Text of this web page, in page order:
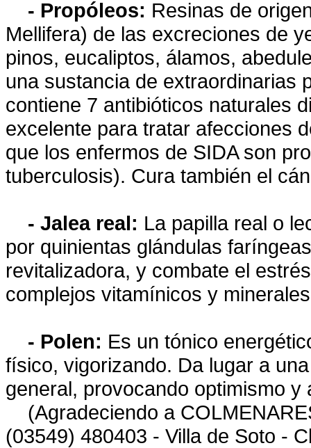
- Propóleos: Resinas de
Mellifera) de las excreciones de
pinos, eucaliptos, álamos,
una sustancia de extraordinarias
contiene 7 antibióticos naturales
excelente para tratar afecciones
que los enfermos de SIDA son
tuberculosis). Cura también el
- Jalea real: La papilla real o
por quinientas glándulas
revitalizadora, y combate el
complejos vitamínicos y
- Polen: Es un tónico
físico, vigorizando. Da lugar a
general, provocando optimismo
(Agradeciendo a
(03549) 480403 - Villa de Soto -